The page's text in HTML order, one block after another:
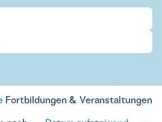
Fortbildungen & Veranstaltungen